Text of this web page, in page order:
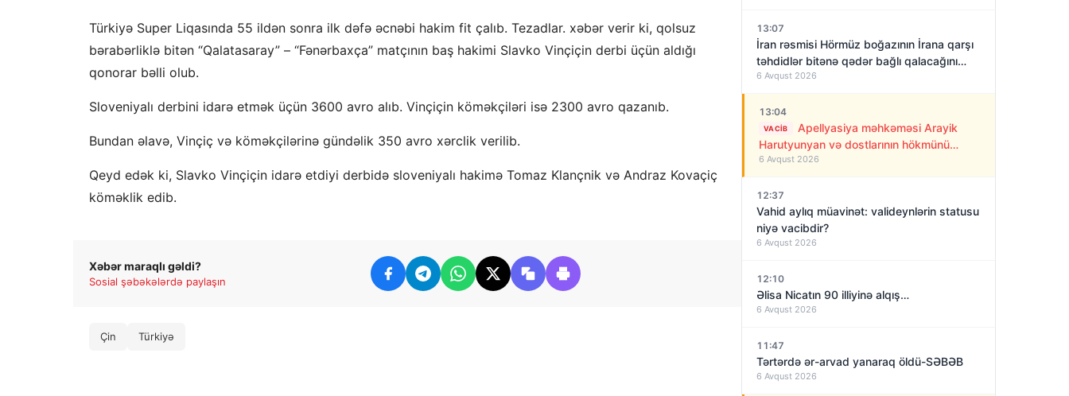
Türkiyə Super Liqasında 55 ildən sonra ilk dəfə əcnəbi hakim fit çalıb. Tezadlar. xəbər verir ki, qolsuz
bərabərliklə bitən “Qalatasaray” – “Fənərbaxça” matçının baş hakimi Slavko Vinçiçin derbi üçün aldığı
qonorar bəlli olub.
Sloveniyalı derbini idarə etmək üçün 3600 avro alıb. Vinçiçin köməkçiləri isə 2300 avro qazanıb.
Bundan əlavə, Vinçiç və köməkçilərinə gündəlik 350 avro xərclik verilib.
Qeyd edək ki, Slavko Vinçiçin idarə etdiyi derbidə sloveniyalı hakimə Tomaz Klançnik və Andraz Kovaçiç
köməklik edib.
Xəbər maraqlı gəldi?
Sosial şəbəkələrdə paylaşın
Çin Türkiyə
13:07
İran rəsmisi Hörmüz boğazının İrana qarşı
təhdidlər bitənə qədər bağlı qalacağını
deyir
6 Avqust 2026
13:04
VACIB
Apellyasiya məhkəməsi Arayik
Harutyunyan və dostlarının hökmünü
qüvvədə saxladı!
6 Avqust 2026
12:37
Vahid aylıq müavinət: valideynlərin statusu
niyə vacibdir?
6 Avqust 2026
12:10
Əlisa Nicatın 90 illiyinə alqış…
6 Avqust 2026
11:47
Tərtərdə ər-arvad yanaraq öldü-SƏBƏB
6 Avqust 2026